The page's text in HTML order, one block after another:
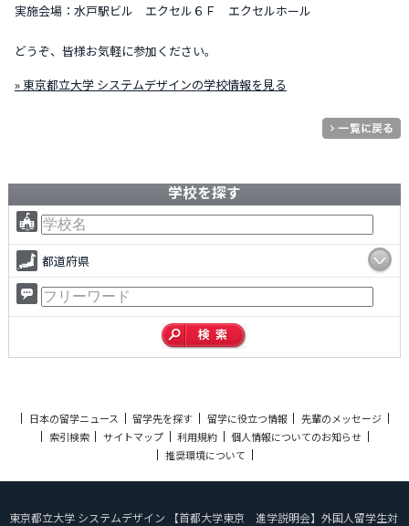
実施会場：水戸駅ビル エクセル６Ｆ エクセルホール
どうぞ、皆様お気軽に参加ください。
» 東京都立大学 システムデザインの学校情報を見る
学校を探す
都道府県
日本の留学ニュース 留学先を探す 留学に役立つ情報
先輩のメッセージ
索引検索
サイトマップ 利用規約
個人情報についてのお知らせ
推奨環境について
東京都立大学 システムデザイン 【首都大学東京 進学説明会】外国人留学生対